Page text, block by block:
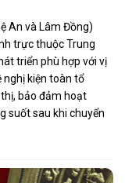
An và Lâm Đồng)
trực thuộc Trung
triển phù hợp với vị
nghị kiện toàn tổ
bảo đảm hoạt
suốt sau khi chuyển